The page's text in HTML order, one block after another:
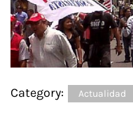
Category: Actualidad